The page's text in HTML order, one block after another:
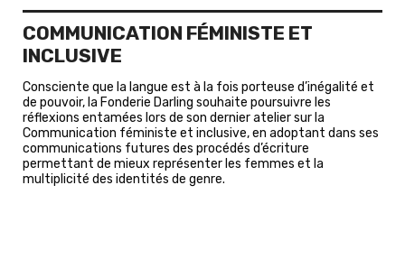
COMMUNICATION FÉMINISTE ET
INCLUSIVE
Consciente que la langue est à la fois porteuse d’inégalité et
de pouvoir, la Fonderie Darling souhaite poursuivre les
réflexions entamées lors de son dernier atelier sur la
Communication féministe et inclusive, en adoptant dans ses
communications futures des procédés d’écriture
permettant de mieux représenter les femmes et la
multiplicité des identités de genre.